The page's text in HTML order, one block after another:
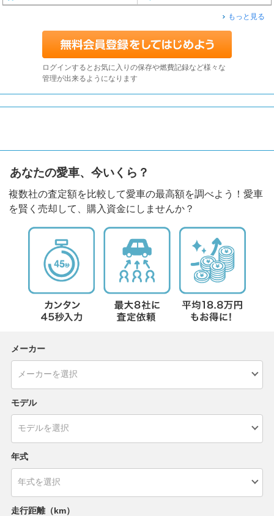
もっと見る
ログインするとお気に入りの保存や燃費記録など様々な
管理が出来るようになります
あなたの愛車、今いくら？
複数社の査定額を比較して愛車の最高額を調べよう！愛車
を賢く売却して、購入資金にしませんか？
メーカー
モデル
年式
走行距離（km）